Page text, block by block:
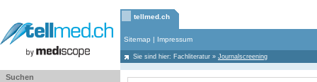
tellmed.ch
Sitemap | Impressum
Sie sind hier: Fachliteratur » Journalscreening
Suchen